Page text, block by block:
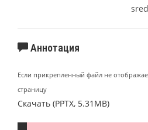
Аннотация
Если прикрепленный файл не
страницу
Скачать (PPTX, 5.31MB)